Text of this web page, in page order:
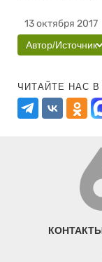
13 октября 2017
Автор/Источник
ЧИТАЙТЕ НАС